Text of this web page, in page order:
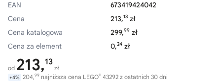
EAN
673419424042
Cena
213,13 zł
Cena katalogowa
299,99 zł
Cena za element
0,24 zł
od 213,13
zł
+4% 204,99 najniższa cena LEGO® 43292 z ostatnich 30 dni